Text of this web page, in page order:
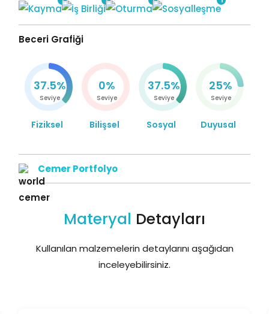
Beceri Grafiği
37.5%
Seviye
Fiziksel
0%
Seviye
Bilişsel
37.5%
Seviye
Sosyal
25%
Seviye
Duyusal
Cemer Portfolyo
Materyal Detayları
Kullanılan malzemelerin detaylarını aşağıdan
inceleyebilirsiniz.